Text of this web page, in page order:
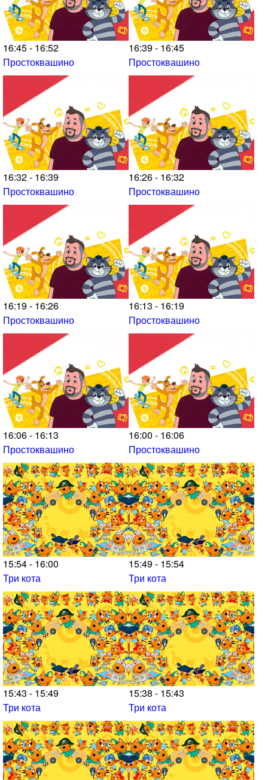
16:45 - 16:52
Простоквашино
16:39 - 16:45
Простоквашино
16:32 - 16:39
Простоквашино
16:26 - 16:32
Простоквашино
16:19 - 16:26
Простоквашино
16:13 - 16:19
Простоквашино
16:06 - 16:13
Простоквашино
16:00 - 16:06
Простоквашино
15:54 - 16:00
Три кота
15:49 - 15:54
Три кота
15:43 - 15:49
Три кота
15:38 - 15:43
Три кота